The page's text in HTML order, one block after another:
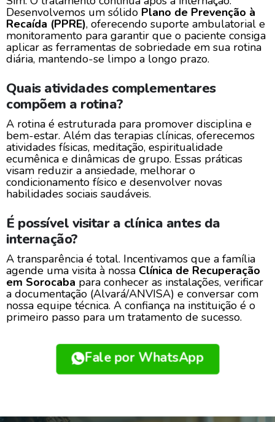
Desenvolvemos um sólido Plano de Prevenção à
Recaída (PPRE), oferecendo suporte ambulatorial e
monitoramento para garantir que o paciente consiga
aplicar as ferramentas de sobriedade em sua rotina
diária, mantendo-se limpo a longo prazo.
Quais atividades complementares
compõem a rotina?
A rotina é estruturada para promover disciplina e
bem-estar. Além das terapias clínicas, oferecemos
atividades físicas, meditação, espiritualidade
ecumênica e dinâmicas de grupo. Essas práticas
visam reduzir a ansiedade, melhorar o
condicionamento físico e desenvolver novas
habilidades sociais saudáveis.
É possível visitar a clínica antes da
internação?
A transparência é total. Incentivamos que a família
agende uma visita à nossa Clínica de Recuperação
em Sorocaba para conhecer as instalações, verificar
a documentação (Alvará/ANVISA) e conversar com
nossa equipe técnica. A confiança na instituição é o
primeiro passo para um tratamento de sucesso.
Fale por WhatsApp